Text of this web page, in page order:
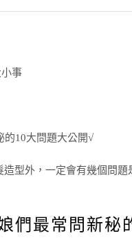
事
的10大問題大公開√
型外，一定會有幾個問
們最常問新秘